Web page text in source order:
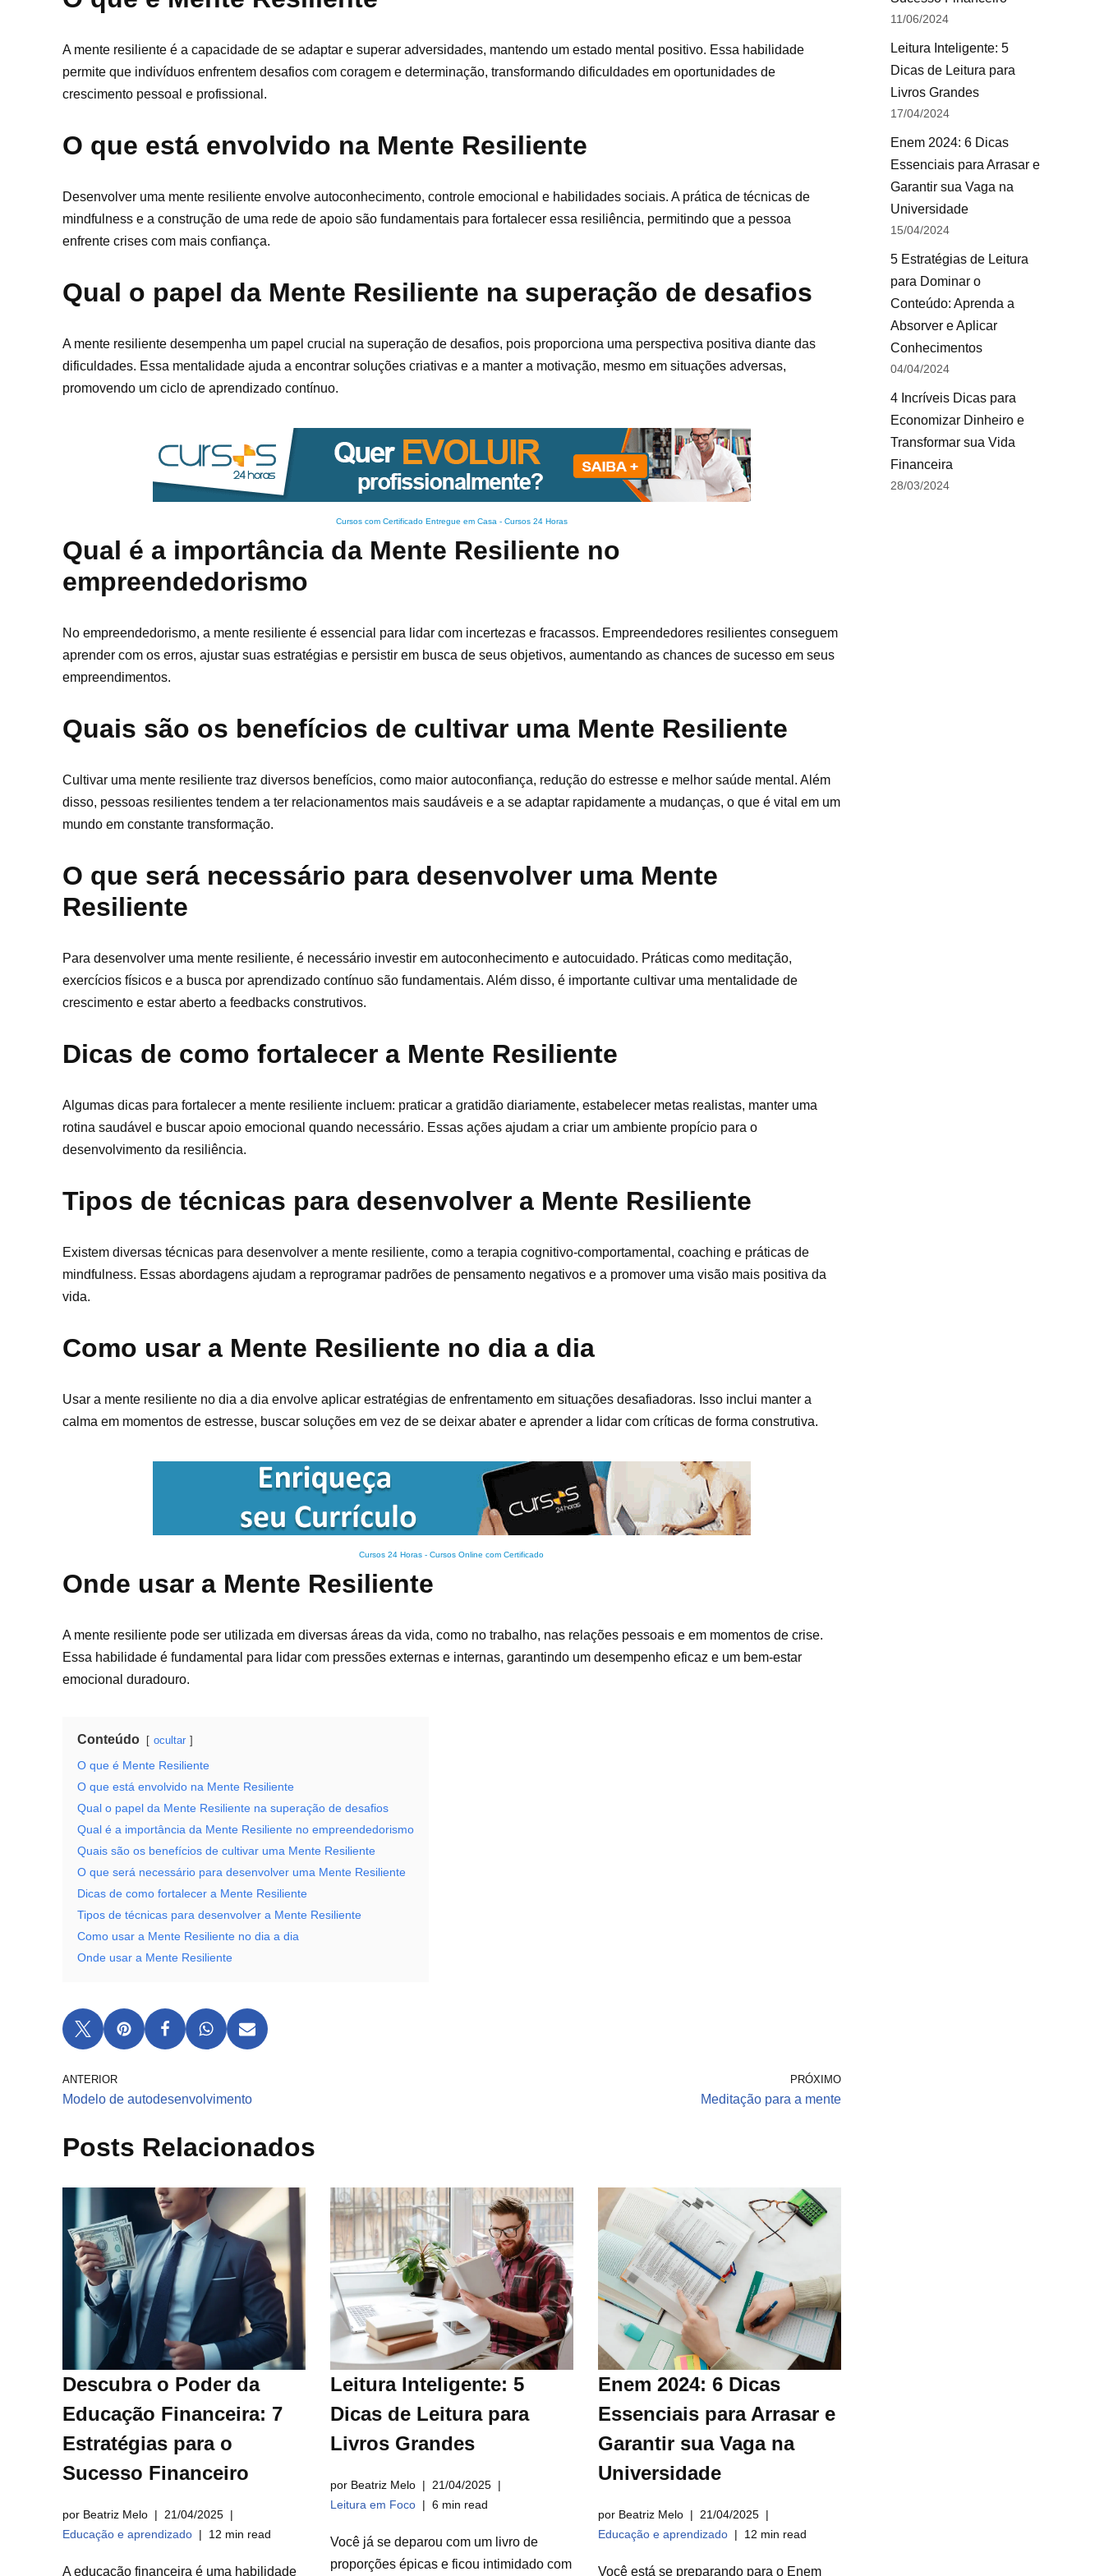
A mente resiliente é a capacidade de se adaptar e superar adversidades, mantendo um estado mental positivo. Essa habilidade
permite que indivíduos enfrentem desafios com coragem e determinação, transformando dificuldades em oportunidades de
crescimento pessoal e profissional.
O que está envolvido na Mente Resiliente
Desenvolver uma mente resiliente envolve autoconhecimento, controle emocional e habilidades sociais. A prática de técnicas de
mindfulness e a construção de uma rede de apoio são fundamentais para fortalecer essa resiliência, permitindo que a pessoa
enfrente crises com mais confiança.
Qual o papel da Mente Resiliente na superação de desafios
A mente resiliente desempenha um papel crucial na superação de desafios, pois proporciona uma perspectiva positiva diante das
dificuldades. Essa mentalidade ajuda a encontrar soluções criativas e a manter a motivação, mesmo em situações adversas,
promovendo um ciclo de aprendizado contínuo.
Cursos com Certificado Entregue em Casa - Cursos 24 Horas
Qual é a importância da Mente Resiliente no
empreendedorismo
No empreendedorismo, a mente resiliente é essencial para lidar com incertezas e fracassos. Empreendedores resilientes conseguem
aprender com os erros, ajustar suas estratégias e persistir em busca de seus objetivos, aumentando as chances de sucesso em seus
empreendimentos.
Quais são os benefícios de cultivar uma Mente Resiliente
Cultivar uma mente resiliente traz diversos benefícios, como maior autoconfiança, redução do estresse e melhor saúde mental. Além
disso, pessoas resilientes tendem a ter relacionamentos mais saudáveis e a se adaptar rapidamente a mudanças, o que é vital em um
mundo em constante transformação.
O que será necessário para desenvolver uma Mente
Resiliente
Para desenvolver uma mente resiliente, é necessário investir em autoconhecimento e autocuidado. Práticas como meditação,
exercícios físicos e a busca por aprendizado contínuo são fundamentais. Além disso, é importante cultivar uma mentalidade de
crescimento e estar aberto a feedbacks construtivos.
Dicas de como fortalecer a Mente Resiliente
Algumas dicas para fortalecer a mente resiliente incluem: praticar a gratidão diariamente, estabelecer metas realistas, manter uma
rotina saudável e buscar apoio emocional quando necessário. Essas ações ajudam a criar um ambiente propício para o
desenvolvimento da resiliência.
Tipos de técnicas para desenvolver a Mente Resiliente
Existem diversas técnicas para desenvolver a mente resiliente, como a terapia cognitivo-comportamental, coaching e práticas de
mindfulness. Essas abordagens ajudam a reprogramar padrões de pensamento negativos e a promover uma visão mais positiva da
vida.
Como usar a Mente Resiliente no dia a dia
Usar a mente resiliente no dia a dia envolve aplicar estratégias de enfrentamento em situações desafiadoras. Isso inclui manter a
calma em momentos de estresse, buscar soluções em vez de se deixar abater e aprender a lidar com críticas de forma construtiva.
Cursos 24 Horas - Cursos Online com Certificado
Onde usar a Mente Resiliente
A mente resiliente pode ser utilizada em diversas áreas da vida, como no trabalho, nas relações pessoais e em momentos de crise.
Essa habilidade é fundamental para lidar com pressões externas e internas, garantindo um desempenho eficaz e um bem-estar
emocional duradouro.
Conteúdo ocultar
O que é Mente Resiliente
O que está envolvido na Mente Resiliente
Qual o papel da Mente Resiliente na superação de desafios
Qual é a importância da Mente Resiliente no empreendedorismo
Quais são os benefícios de cultivar uma Mente Resiliente
O que será necessário para desenvolver uma Mente Resiliente
Dicas de como fortalecer a Mente Resiliente
Tipos de técnicas para desenvolver a Mente Resiliente
Como usar a Mente Resiliente no dia a dia
Onde usar a Mente Resiliente
ANTERIOR
Modelo de autodesenvolvimento
PRÓXIMO
Meditação para a mente
Posts Relacionados
Descubra o Poder da
Educação Financeira: 7
Estratégias para o
Sucesso Financeiro
por Beatriz Melo
21/04/2025
Educação e aprendizado
12 min read
A educação financeira é uma habilidade
Leitura Inteligente: 5
Dicas de Leitura para
Livros Grandes
por Beatriz Melo
21/04/2025
Leitura em Foco
6 min read
Você já se deparou com um livro de
proporções épicas e ficou intimidado com
Enem 2024: 6 Dicas
Essenciais para Arrasar e
Garantir sua Vaga na
Universidade
por Beatriz Melo
21/04/2025
Educação e aprendizado
12 min read
Você está se preparando para o Enem
11/06/2024
Leitura Inteligente: 5
Dicas de Leitura para
Livros Grandes
17/04/2024
Enem 2024: 6 Dicas
Essenciais para Arrasar e
Garantir sua Vaga na
Universidade
15/04/2024
5 Estratégias de Leitura
para Dominar o
Conteúdo: Aprenda a
Absorver e Aplicar
Conhecimentos
04/04/2024
4 Incríveis Dicas para
Economizar Dinheiro e
Transformar sua Vida
Financeira
28/03/2024